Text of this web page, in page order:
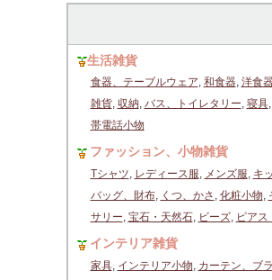
生活雑貨
食器、テーブルウェア, 和食器, 洋食
雑貨, 収納, バス、トイレタリー, 寝具,
帯電話小物
ファッション、小物雑貨
Tシャツ, レディース服, メンズ服, キ
バッグ、財布, くつ、かさ , 化粧小物,
サリー, 宝石・天然石, ビーズ, ピアス
インテリア雑貨
家具, インテリア小物, カーテン、ブ